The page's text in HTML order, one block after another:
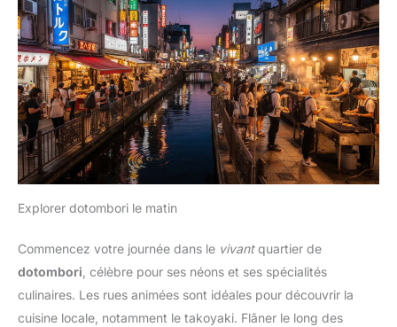
Explorer dotombori le matin
Commencez votre journée dans le vivantquartier de
dotombori , célèbre pour ses néons et ses spécialités
culinaires. Les rues animées sont idéales pour découvrir la
cuisine locale, notamment le takoyaki. Flâner le long des